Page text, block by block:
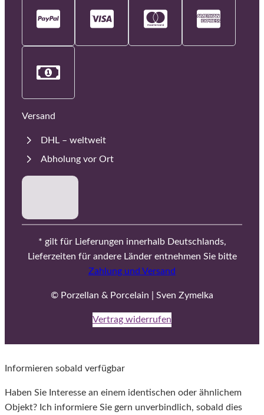
Versand
DHL – weltweit
Abholung vor Ort
* gilt für Lieferungen innerhalb Deutschlands,
Lieferzeiten für andere Länder entnehmen Sie bitte
Zahlung und Versand
© Porzellan & Porcelain | Sven Zymelka
Vertrag widerrufen
Informieren sobald verfügbar
Haben Sie Interesse an einem identischen oder ähnlichem
Objekt? Ich informiere Sie gern unverbindlich, sobald dies